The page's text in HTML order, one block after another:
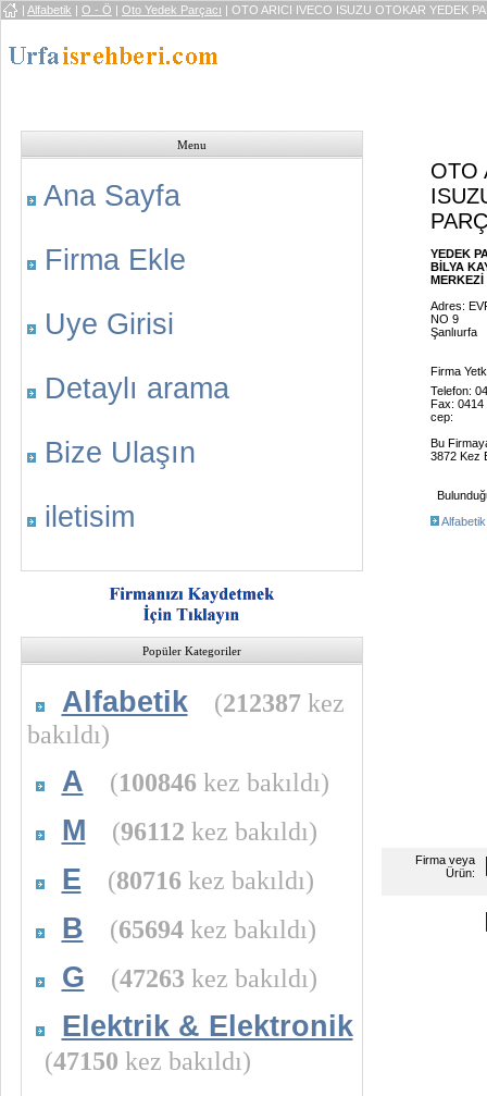
| Alfabetik | O - Ö | Oto Yedek Parçacı | OTO ARICI IVECO ISUZU OTOKAR YEDEK
Menu
Ana Sayfa
Firma Ekle
Uye Girisi
Detaylı arama
Bize Ulaşın
iletisim
Popüler Kategoriler
Alfabetik (212387kez
bakıldı)
A (100846 kez bakıldı)
M (96112 kez bakıldı)
E (80716 kez bakıldı)
B (65694kez bakıldı)
G (47263 kez bakıldı)
Elektrik & Elektronik
(47150 kez bakıldı)
OTO
YEDEK
BİLYA
MERKEZİ
Adres:
NO 9
Şanlıurfa
Firma
Telefon:
Fax: 0414
cep:
Bu
3872 Kez
Firma veya
Ürün: